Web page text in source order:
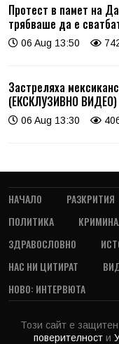
Протест в памет на
трябваше да е
06 Aug 13:50
Застреляха
(ЕКСКЛУЗИВНО ВИДЕО)
06 Aug 13:30
НАЧАЛО РАЗКРИТИЯ
ПОЛИТИКА
ЗДРАВОСЛОВНО
НАС НИ ЦИТИРАТ
НОВО: ИНТЕРВЮТА
Този сайт е
поверителност и